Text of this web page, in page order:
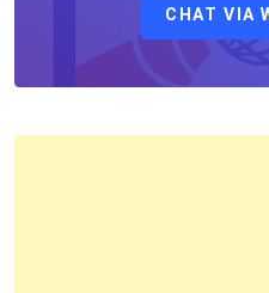
Pertanahan
Kota
CHAT VIA